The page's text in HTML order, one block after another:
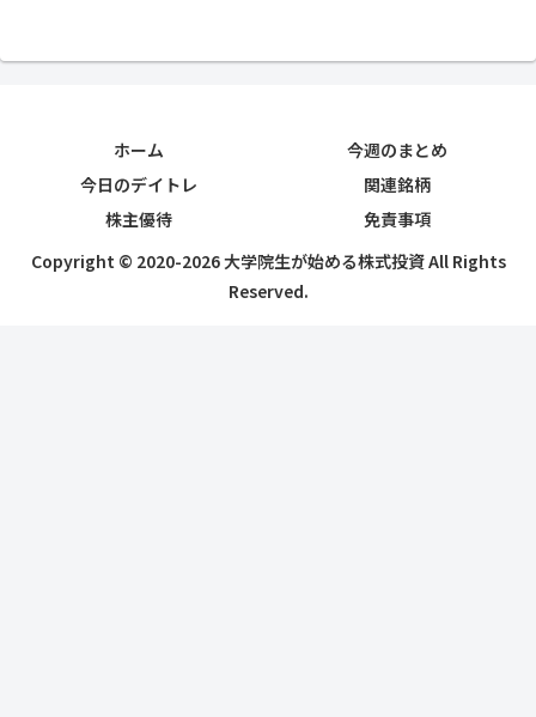
ホーム
今週のまとめ
今日のデイトレ
関連銘柄
株主優待
免責事項
Copyright © 2020-2026 大学院生が始める株式投資 All Rights
Reserved.